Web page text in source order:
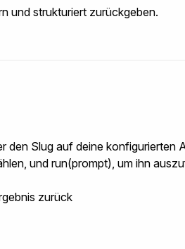
und strukturiert zurückgeben.
den Slug auf deine konfigurierten
undrun(prompt), um ihn
zurück